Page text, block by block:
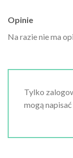
Opinie
Na razie nie ma
Tylko
mogą